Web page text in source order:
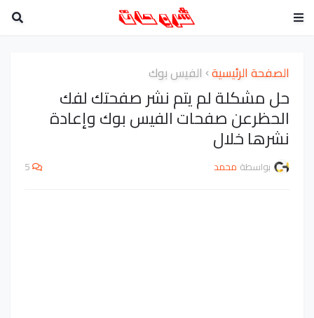
الصفحة الرئيسية الفيس بوك
حل مشكلة لم يتم نشر صفحتك لفك
الحظرعن صفحات الفيس بوك وإعادة
نشرها خلال
بواسطة محمد 5